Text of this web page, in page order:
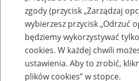
Baza
przekształconych
zgody (przycisk „Zarządzaj
wybierzesz przycisk „Odrzuć
będziemy wykorzystywać
cookies. W każdej chwili
ustawienia. Aby to zrobić,
plików cookies” w stopce.